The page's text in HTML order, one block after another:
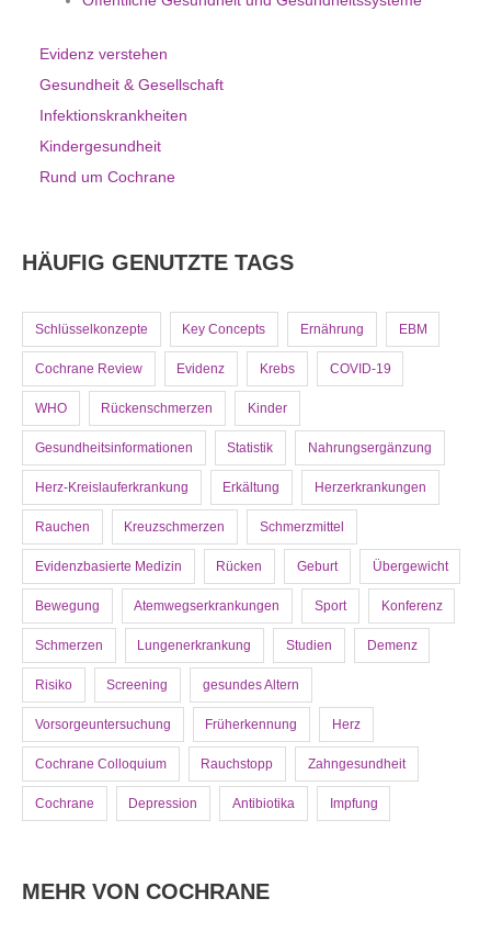
Evidenz verstehen
Gesundheit & Gesellschaft
Infektionskrankheiten
Kindergesundheit
Rund um Cochrane
HÄUFIG GENUTZTE TAGS
Schlüsselkonzepte Key Concepts Ernährung EBM
Cochrane Review Evidenz Krebs COVID-19
WHO Rückenschmerzen Kinder
Gesundheitsinformationen Statistik Nahrungsergänzung
Herz-Kreislauferkrankung Erkältung Herzerkrankungen
Rauchen Kreuzschmerzen Schmerzmittel
Evidenzbasierte Medizin Rücken Geburt Übergewicht
Bewegung Atemwegserkrankungen Sport Konferenz
Schmerzen Lungenerkrankung Studien Demenz
Risiko Screening gesundes Altern
Vorsorgeuntersuchung Früherkennung Herz
Cochrane Colloquium Rauchstopp Zahngesundheit
Cochrane Depression Antibiotika Impfung
MEHR VON COCHRANE